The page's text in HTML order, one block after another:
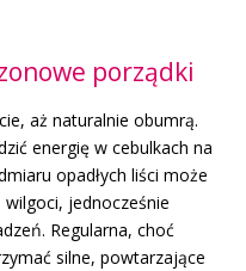
porządki
aż naturalnie obumrą.
energię w cebulkach na
opadłych liści może
jednocześnie
Regularna, choć
silne, powtarzające